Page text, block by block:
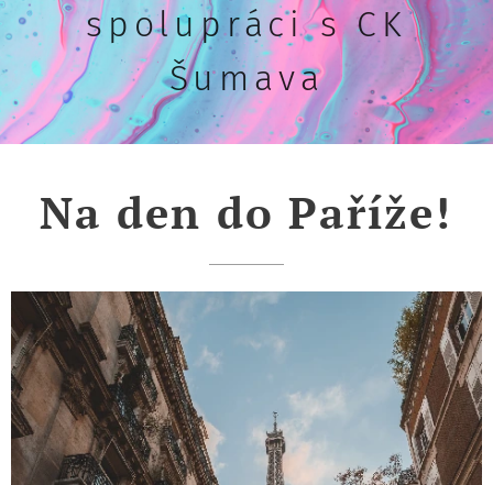
spolupráci s CK
Šumava
Na den do Paříže!